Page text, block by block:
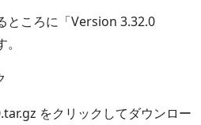
ところに「Version 3.32.0
をクリックしてダウンロー